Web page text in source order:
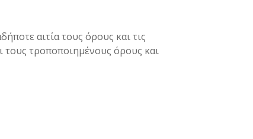
αιτία τους όρους και τις
τους τροποποιημένους όρους και